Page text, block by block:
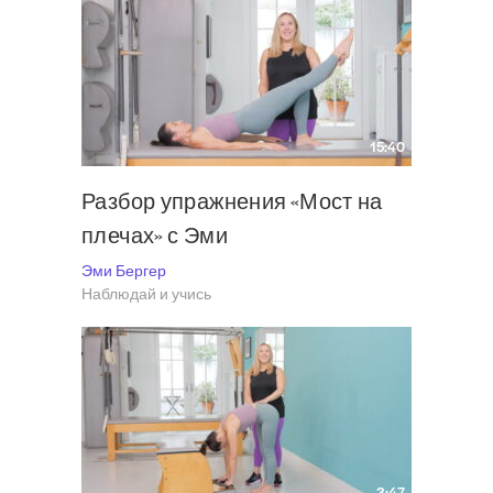
15:40
Разбор упражнения «Мост на
плечах» с Эми
Эми Бергер
Наблюдай и учись